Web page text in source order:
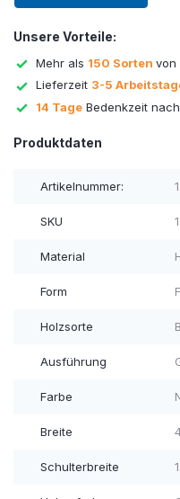
Unsere Vorteile:
Mehr als 150 Sorten von
Lieferzeit 3-5
14 Tage Bedenkzeit
Produktdaten
Artikelnummer:
SKU
Material
Form
Holzsorte
Ausführung
Farbe
Breite
Schulterbreite